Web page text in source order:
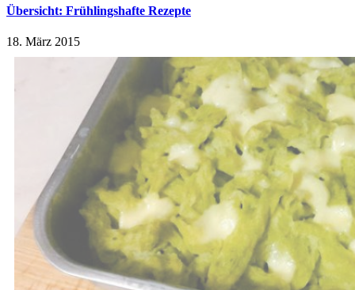
Übersicht: Frühlingshafte Rezepte
18. März 2015